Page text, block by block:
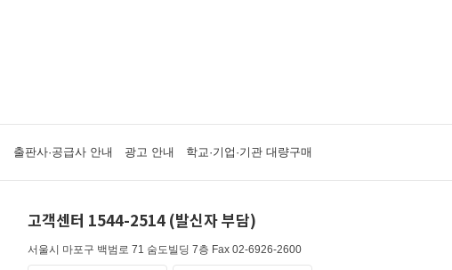
출판사·공급사 안내 광고 안내 학교·기업·기관 대량구매
고객센터 1544-2514 (발신자 부담)
서울시 마포구 백범로 71 숨도빌딩 7층 Fax 02-6926-2600